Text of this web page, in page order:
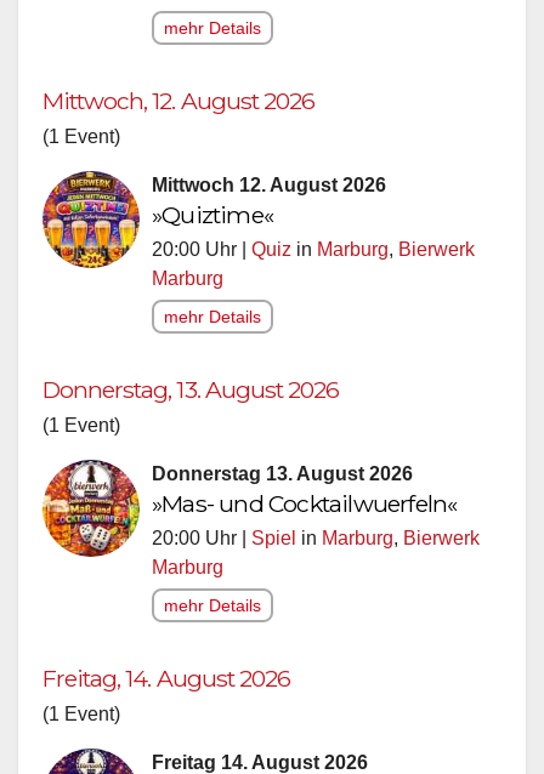
mehr Details
Mittwoch, 12. August 2026
(1 Event)
Mittwoch 12. August 2026
»Quiztime«
20:00 Uhr | Quiz in Marburg, Bierwerk
Marburg
mehr Details
Donnerstag, 13. August 2026
(1 Event)
Donnerstag 13. August 2026
»Mas- und Cocktailwuerfeln«
20:00 Uhr | Spiel in Marburg, Bierwerk
Marburg
mehr Details
Freitag, 14. August 2026
(1 Event)
Freitag 14. August 2026